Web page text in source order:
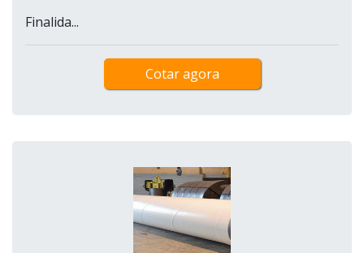
Finalida...
Cotar agora